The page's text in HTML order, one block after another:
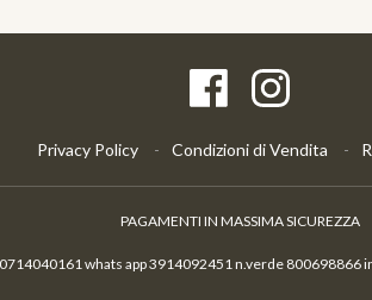
Privacy Policy Condizioni di Vendita
PAGAMENTI IN MASSIMA SICUREZZA
whats app 3914092451 n.verde 800698866